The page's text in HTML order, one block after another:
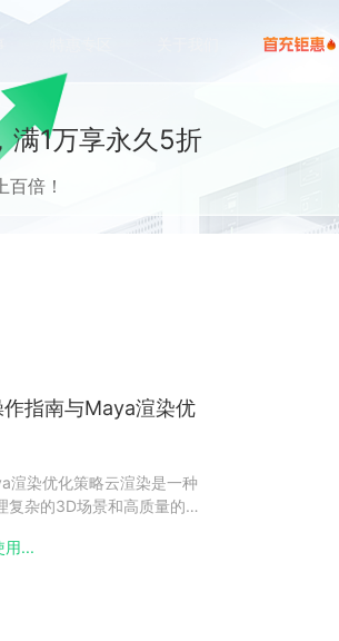
1万享永久5折
倍！
指南与Maya渲染优
渲染优化策略云渲染是一种
杂的3D场景和高质量的动
集一、May
用...